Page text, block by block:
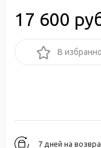
17 600
В
7 дней на